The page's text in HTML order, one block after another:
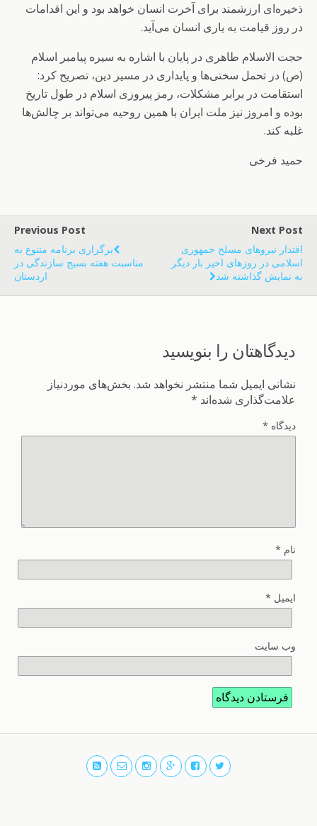
ذخیره‌ای ارزشمند برای آخرت انسان خواهد بود و این اقدامات
در روز قیامت به یاری انسان می‌آید.
حجت الاسلام طاهری در پایان با اشاره به سیره پیامبر اسلام
(ص) در تحمل سختی‌ها و پایداری در مسیر دین، تصریح کرد:
استقامت در برابر مشکلات، رمز پیروزی اسلام در طول تاریخ
بوده و امروز نیز ملت ایران با همین روحیه می‌تواند بر چالش‌ها
غلبه کند.
حمید فرخی
Previous Post
برگزاری برنامه متنوع به
مناسبت هفته بسیج سازندگی در
اردستان
Next Post
اقتدار نیروهای مسلح جمهوری
اسلامی در روزهای اخیر بار دیگر
به نمایش گذاشته شد
دیدگاهتان را بنویسید
نشانی ایمیل شما منتشر نخواهد شد. بخش‌های موردنیاز
علامت‌گذاری شده‌اند *
دیدگاه *
نام *
ایمیل *
وب‌ سایت